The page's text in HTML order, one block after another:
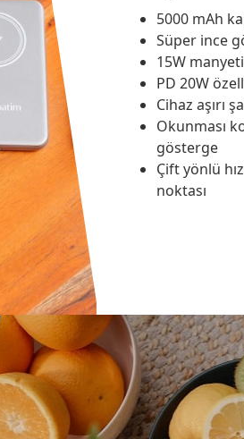
5000 mAh
Süper ince
15W
PD 20W
Cihaz aşırı
Okunması
gösterge
Çift yönlü
noktası